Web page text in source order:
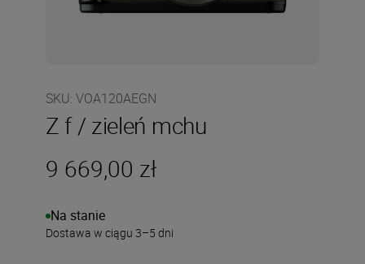
SKU: VOA120AEGN
Z f / zieleń mchu
9 669,00 zł
Na stanie
Dostawa w ciągu 3–5 dni